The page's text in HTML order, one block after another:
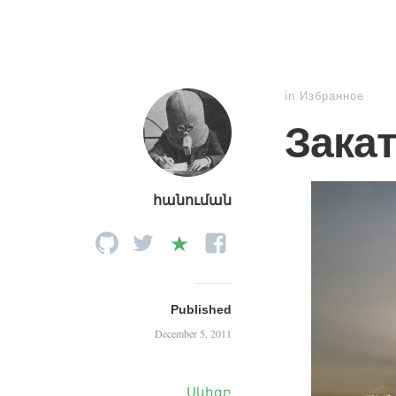
հանուման
Published
December 5, 2011
Սկիզբ
in Избранное